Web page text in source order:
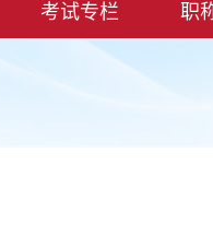
考试专栏 职